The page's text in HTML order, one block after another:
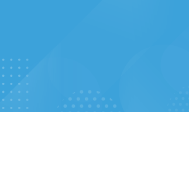
모바일 회원증
메타버스 도서관
책나래